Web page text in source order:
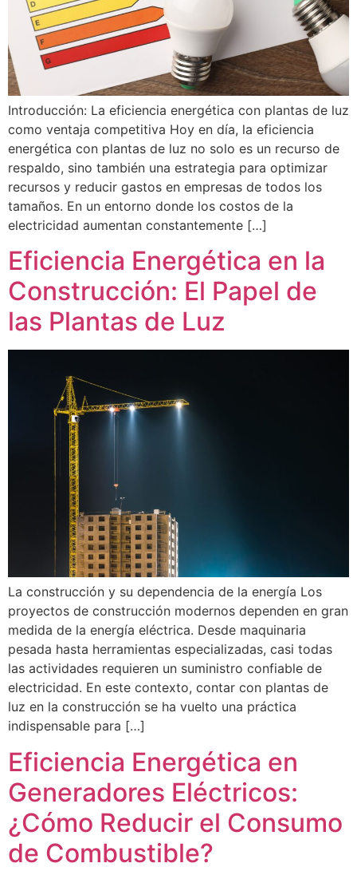
Introducción: La eficiencia energética con plantas de luz
como ventaja competitiva Hoy en día, la eficiencia
energética con plantas de luz no solo es un recurso de
respaldo, sino también una estrategia para optimizar
recursos y reducir gastos en empresas de todos los
tamaños. En un entorno donde los costos de la
electricidad aumentan constantemente […]
Eficiencia Energética en la
Construcción: El Papel de
las Plantas de Luz
La construcción y su dependencia de la energía Los
proyectos de construcción modernos dependen en gran
medida de la energía eléctrica. Desde maquinaria
pesada hasta herramientas especializadas, casi todas
las actividades requieren un suministro confiable de
electricidad. En este contexto, contar con plantas de
luz en la construcción se ha vuelto una práctica
indispensable para […]
Eficiencia Energética en
Generadores Eléctricos:
¿Cómo Reducir el Consumo
de Combustible?